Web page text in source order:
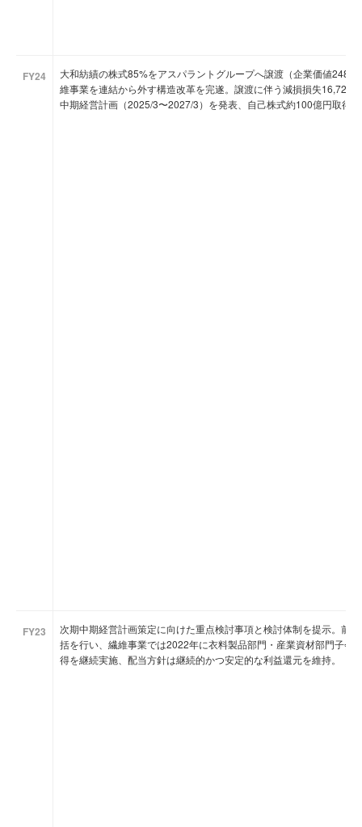
FY24
大和紡績の株式85%をアスパラントグループへ譲渡（企業価値248
維事業を連結から外す構造改革を完遂。譲渡に伴う減損損失16,723
中期経営計画（2025/3〜2027/3）を発表、自己株式約100億円取得
FY23
次期中期経営計画策定に向けた重点検討事項と検討体制を提示。前
括を行い、繊維事業では2022年に衣料製品部門・産業資材部門子会
得を継続実施、配当方針は継続的かつ安定的な利益還元を維持。